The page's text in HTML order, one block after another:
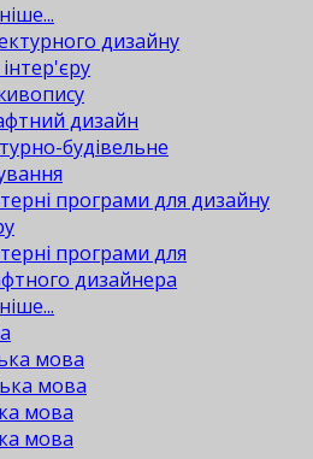
дизайну
дизайн
будівельне
програми для дизайну
програми для
дизайнера
мова
мова
мова
мова